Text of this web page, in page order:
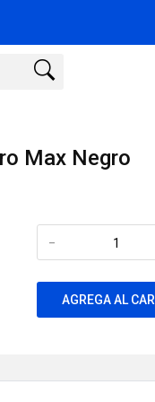
Max Negro
-
AGREGA AL